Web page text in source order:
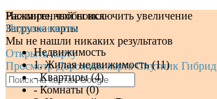
Нажмите, чтобы включить увеличение
Загрузка карты
Мы не нашли никаких результатов
Открыть карту
Просмотр Дорожная карта Спутник Гибрид
Расширенный поиск
Недвижимость
Недвижимость
1. Жилая недвижимость (11)
- Квартиры (4)
- Комнаты (0)